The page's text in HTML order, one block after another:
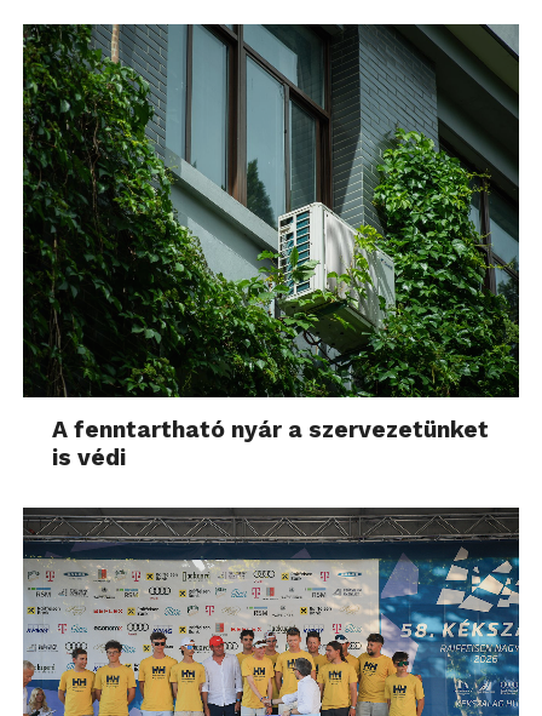
A fenntartható nyár a szervezetünket
is védi